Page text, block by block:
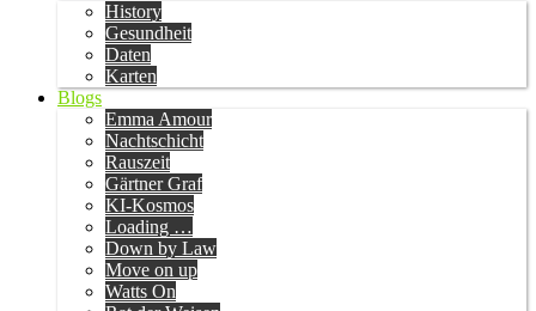
History
Gesundheit
Daten
Karten
Blogs
Emma Amour
Nachtschicht
Rauszeit
Gärtner Graf
KI-Kosmos
Loading …
Down by Law
Move on up
Watts On